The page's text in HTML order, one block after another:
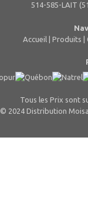
514-585-LAIT
Accueil | Produits |
Tous les Prix sont
© 2024 Distribution